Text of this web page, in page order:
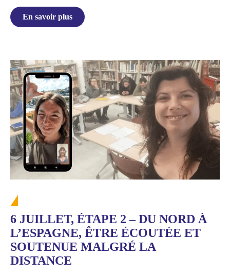
En savoir plus
6 JUILLET, ÉTAPE 2 – DU NORD À
L’ESPAGNE, ÊTRE ÉCOUTÉE ET
SOUTENUE MALGRÉ LA
DISTANCE